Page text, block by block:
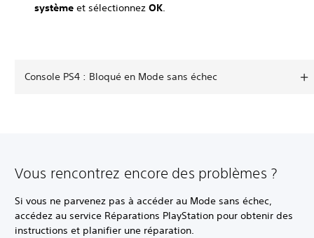
système et sélectionnez OK.
Console PS4 : Bloqué en Mode sans échec
Vous rencontrez encore des problèmes ?
Si vous ne parvenez pas à accéder au Mode sans échec,
accédez au service Réparations PlayStation pour obtenir des
instructions et planifier une réparation.